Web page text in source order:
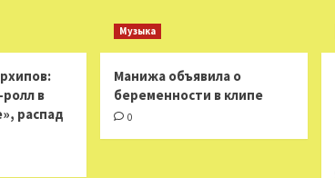
в
распад
Музыка
Манижа объявила о
беременности в клипе
0